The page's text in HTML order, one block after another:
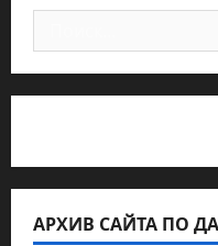
АРХИВ САЙТА ПО